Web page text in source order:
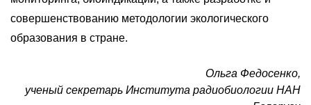
совершенствованию методологии экологического
образования в стране.
Ольга Федосенко,
ученый секретарь Института радиобиологии НАН